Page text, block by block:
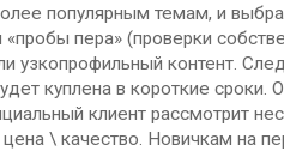
популярным темам, и
пера» (проверки
контент.
куплена в короткие сроки.
клиент рассмотрит
\ качество. Новичкам на